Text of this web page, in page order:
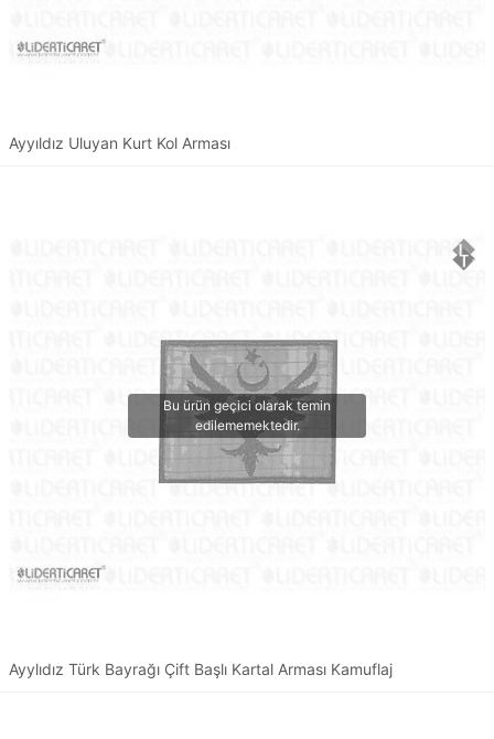
Ayyıldız Uluyan Kurt Kol Arması
Ayylıdız Türk Bayrağı Çift Başlı Kartal Arması Kamuflaj